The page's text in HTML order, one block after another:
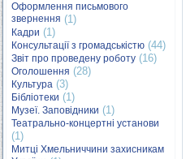
Оформлення письмового
звернення (1)
Кадри (1)
Консультації з громадськістю (44)
Звіт про проведену роботу (16)
Оголошення (28)
Культура (3)
Бібліотеки (1)
Музеї. Заповідники (1)
Театрально-концертні установи
(1)
Митці Хмельниччини захисникам